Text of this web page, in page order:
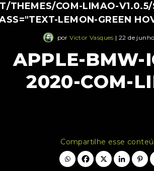
THEMES/COM-LIMAO-
LEMON-GREEN
porVictor Vasques | 22 de
APPLE-BMW-
2020-COM-
Compartilhe esse